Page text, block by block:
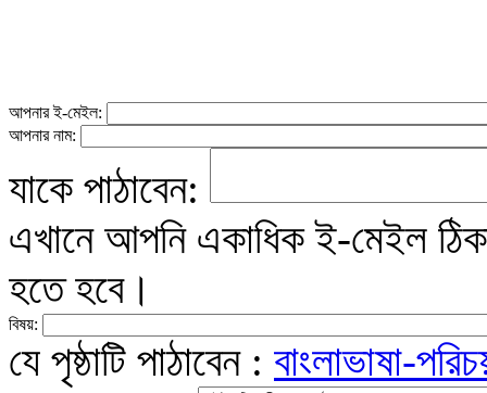
আপনার ই-মেইল:
আপনার নাম:
যাকে পাঠাবেন:
এখানে আপনি একাধিক ই-মেইল
হতে হবে।
বিষয়:
যে পৃষ্ঠাটি পাঠাবেন : বাংলাভাষা-